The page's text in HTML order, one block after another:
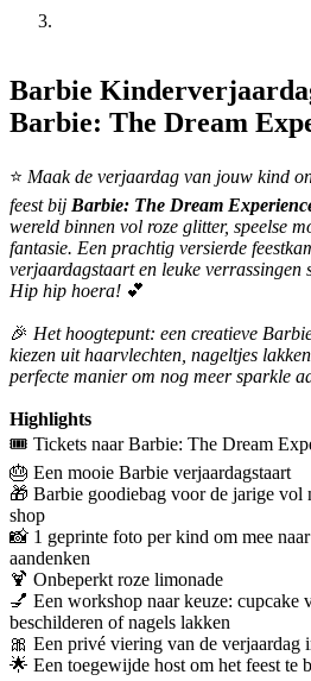
Barbie
Barbie: The Dream
⭐ Maak de verjaardag van jouw kind
feest bij Barbie: The Dream
wereld binnen vol roze glitter, speelse
fantasie. Een prachtig versierde
verjaardagstaart en leuke
Hip hip hoera! 💕
🎉 Het hoogtepunt: een creatieve
kiezen uit haarvlechten, nageltjes
perfecte manier om nog meer sparkle
Highlights
🎟️ Tickets naar Barbie: The Dream
🎂 Een mooie Barbie verjaardagstaart
🎁 Barbie goodiebag voor de jarige vol
shop
📸 1 geprinte foto per kind om mee
aandenken
🍹 Onbeperkt roze limonade
💅 Een workshop naar keuze: cupcake
beschilderen of nagels lakken
🎀 Een privé viering van de verjaardag
🌟 Een toegewijde host om het feest te